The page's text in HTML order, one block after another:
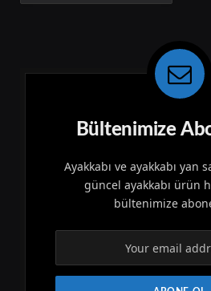
Bültenimize
Ayakkabı ve ayakkabı yan
güncel ayakkabı ürün
bültenimize